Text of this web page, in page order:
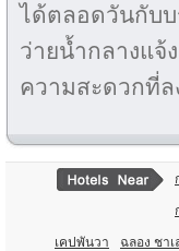
ได้ตลอดวันกับบ
ว่ายน้ำกลางแจ้
ความสะดวกที่ล
เคปพันวา ฉลอง ชา